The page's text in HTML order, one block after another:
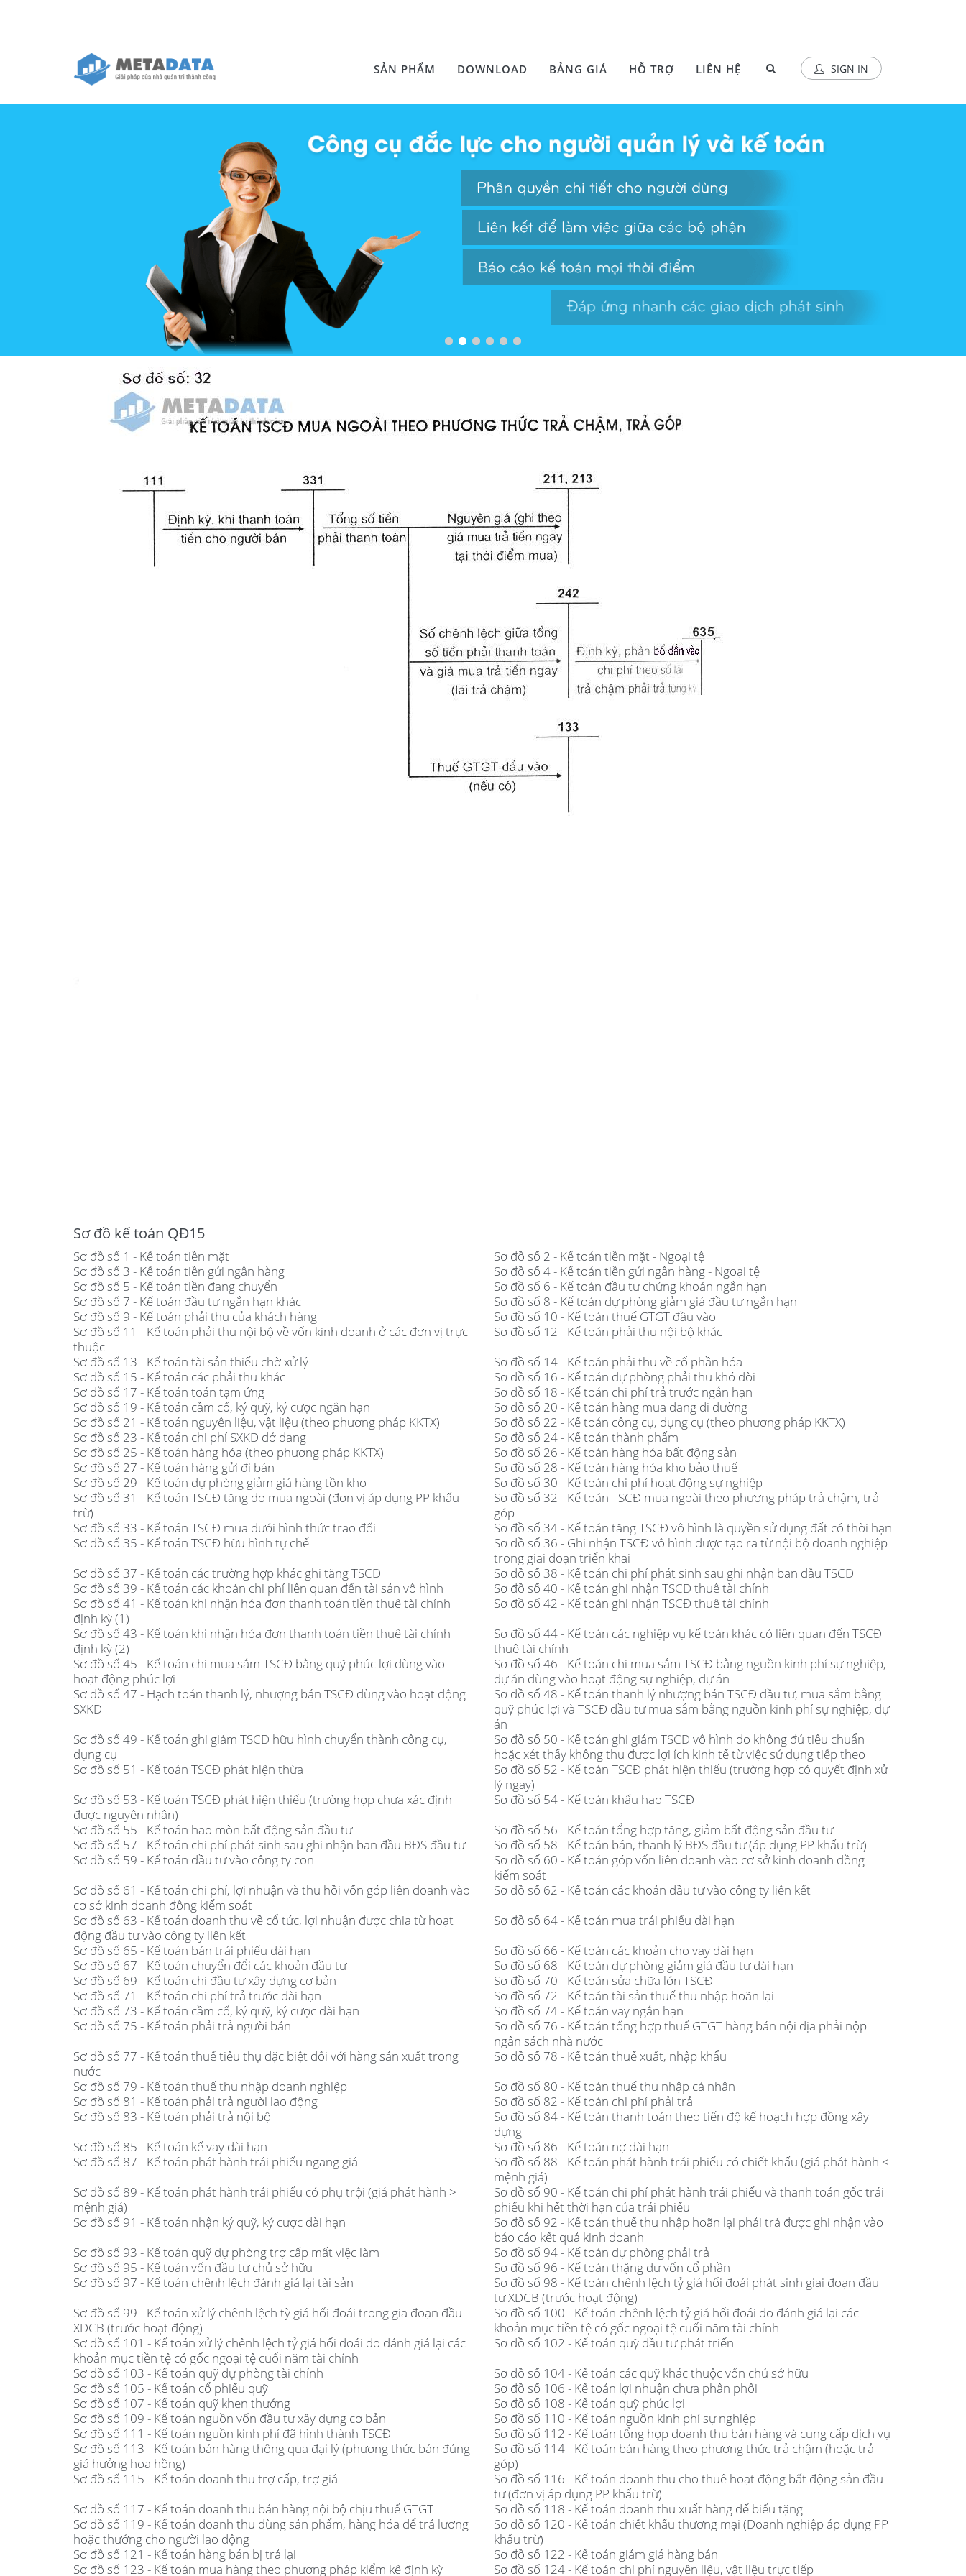
SẢN PHẨM DOWNLOAD BẢNG GIÁ HỖ TRỢ LIÊN HỆ SIGN IN
Sơ đồ kế toán QĐ15
Sơ đồ số 1 - Kế toán tiền mặt
Sơ đồ số 2 - Kế toán tiền mặt - Ngoại tệ
Sơ đồ số 3 - Kế toán tiền gửi ngân hàng
Sơ đồ số 4 - Kế toán tiền gửi ngân hàng - Ngoại tệ
Sơ đồ số 5 - Kế toán tiền đang chuyển
Sơ đồ số 6 - Kế toán đầu tư chứng khoán ngắn hạn
Sơ đồ số 7 - Kế toán đầu tư ngắn hạn khác
Sơ đồ số 8 - Kế toán dự phòng giảm giá đầu tư ngắn hạn
Sơ đồ số 9 - Kế toán phải thu của khách hàng
Sơ đồ số 10 - Kế toán thuế GTGT đầu vào
Sơ đồ số 11 - Kế toán phải thu nội bộ về vốn kinh doanh ở các đơn vị trực
thuộc
Sơ đồ số 12 - Kế toán phải thu nội bộ khác
Sơ đồ số 13 - Kế toán tài sản thiếu chờ xử lý
Sơ đồ số 14 - Kế toán phải thu về cổ phần hóa
Sơ đồ số 15 - Kế toán các phải thu khác
Sơ đồ số 16 - Kế toán dự phòng phải thu khó đòi
Sơ đồ số 17 - Kế toán toán tạm ứng
Sơ đồ số 18 - Kế toán chi phí trả trước ngắn hạn
Sơ đồ số 19 - Kế toán cầm cố, ký quỹ, ký cược ngắn hạn
Sơ đồ số 20 - Kế toán hàng mua đang đi đường
Sơ đồ số 21 - Kế toán nguyên liệu, vật liệu (theo phương pháp KKTX)
Sơ đồ số 22 - Kế toán công cụ, dụng cụ (theo phương pháp KKTX)
Sơ đồ số 23 - Kế toán chi phí SXKD dở dang
Sơ đồ số 24 - Kế toán thành phẩm
Sơ đồ số 25 - Kế toán hàng hóa (theo phương pháp KKTX)
Sơ đồ số 26 - Kế toán hàng hóa bất động sản
Sơ đồ số 27 - Kế toán hàng gửi đi bán
Sơ đồ số 28 - Kế toán hàng hóa kho bảo thuế
Sơ đồ số 29 - Kế toán dự phòng giảm giá hàng tồn kho
Sơ đồ số 30 - Kế toán chi phí hoạt động sự nghiệp
Sơ đồ số 31 - Kế toán TSCĐ tăng do mua ngoài (đơn vị áp dụng PP khấu
trừ)
Sơ đồ số 32 - Kế toán TSCĐ mua ngoài theo phương pháp trả chậm, trả
góp
Sơ đồ số 33 - Kế toán TSCĐ mua dưới hình thức trao đổi
Sơ đồ số 34 - Kế toán tăng TSCĐ vô hình là quyền sử dụng đất có thời hạn
Sơ đồ số 35 - Kế toán TSCĐ hữu hình tự chế
Sơ đồ số 36 - Ghi nhận TSCĐ vô hình được tạo ra từ nội bộ doanh nghiệp
trong giai đoạn triển khai
Sơ đồ số 37 - Kế toán các trường hợp khác ghi tăng TSCĐ
Sơ đồ số 38 - Kế toán chi phí phát sinh sau ghi nhận ban đầu TSCĐ
Sơ đồ số 39 - Kế toán các khoản chi phí liên quan đến tài sản vô hình
Sơ đồ số 40 - Kế toán ghi nhận TSCĐ thuê tài chính
Sơ đồ số 41 - Kế toán khi nhận hóa đơn thanh toán tiền thuê tài chính
định kỳ (1)
Sơ đồ số 42 - Kế toán ghi nhận TSCĐ thuê tài chính
Sơ đồ số 43 - Kế toán khi nhận hóa đơn thanh toán tiền thuê tài chính
định kỳ (2)
Sơ đồ số 44 - Kế toán các nghiệp vụ kế toán khác có liên quan đến TSCĐ
thuê tài chính
Sơ đồ số 45 - Kế toán chi mua sắm TSCĐ bằng quỹ phúc lợi dùng vào
hoạt động phúc lợi
Sơ đồ số 46 - Kế toán chi mua sắm TSCĐ bằng nguồn kinh phí sự nghiệp,
dự án dùng vào hoạt động sự nghiệp, dự án
Sơ đồ số 47 - Hạch toán thanh lý, nhượng bán TSCĐ dùng vào hoạt động
SXKD
Sơ đồ số 48 - Kế toán thanh lý nhượng bán TSCĐ đầu tư, mua sắm bằng
quỹ phúc lợi và TSCĐ đầu tư mua sắm bằng nguồn kinh phí sự nghiệp, dự
án
Sơ đồ số 49 - Kế toán ghi giảm TSCĐ hữu hình chuyển thành công cụ,
dụng cụ
Sơ đồ số 50 - Kế toán ghi giảm TSCĐ vô hình do không đủ tiêu chuẩn
hoặc xét thấy không thu được lợi ích kinh tế từ việc sử dụng tiếp theo
Sơ đồ số 51 - Kế toán TSCĐ phát hiện thừa
Sơ đồ số 52 - Kế toán TSCĐ phát hiện thiếu (trường hợp có quyết định xử
lý ngay)
Sơ đồ số 53 - Kế toán TSCĐ phát hiện thiếu (trường hợp chưa xác định
được nguyên nhân)
Sơ đồ số 54 - Kế toán khấu hao TSCĐ
Sơ đồ số 55 - Kế toán hao mòn bất động sản đầu tư
Sơ đồ số 56 - Kế toán tổng hợp tăng, giảm bất động sản đầu tư
Sơ đồ số 57 - Kế toán chi phí phát sinh sau ghi nhận ban đầu BĐS đầu tư
Sơ đồ số 58 - Kế toán bán, thanh lý BĐS đầu tư (áp dụng PP khấu trừ)
Sơ đồ số 59 - Kế toán đầu tư vào công ty con
Sơ đồ số 60 - Kế toán góp vốn liên doanh vào cơ sở kinh doanh đồng
kiểm soát
Sơ đồ số 61 - Kế toán chi phí, lợi nhuận và thu hồi vốn góp liên doanh vào
cơ sở kinh doanh đồng kiểm soát
Sơ đồ số 62 - Kế toán các khoản đầu tư vào công ty liên kết
Sơ đồ số 63 - Kế toán doanh thu về cổ tức, lợi nhuận được chia từ hoạt
động đầu tư vào công ty liên kết
Sơ đồ số 64 - Kế toán mua trái phiếu dài hạn
Sơ đồ số 65 - Kế toán bán trái phiếu dài hạn
Sơ đồ số 66 - Kế toán các khoản cho vay dài hạn
Sơ đồ số 67 - Kế toán chuyển đổi các khoản đầu tư
Sơ đồ số 68 - Kế toán dự phòng giảm giá đầu tư dài hạn
Sơ đồ số 69 - Kế toán chi đầu tư xây dựng cơ bản
Sơ đồ số 70 - Kế toán sửa chữa lớn TSCĐ
Sơ đồ số 71 - Kế toán chi phí trả trước dài hạn
Sơ đồ số 72 - Kế toán tài sản thuế thu nhập hoãn lại
Sơ đồ số 73 - Kế toán cầm cố, ký quỹ, ký cược dài hạn
Sơ đồ số 74 - Kế toán vay ngắn hạn
Sơ đồ số 75 - Kế toán phải trả người bán
Sơ đồ số 76 - Kế toán tổng hợp thuế GTGT hàng bán nội địa phải nộp
ngân sách nhà nước
Sơ đồ số 77 - Kế toán thuế tiêu thụ đặc biệt đối với hàng sản xuất trong
nước
Sơ đồ số 78 - Kế toán thuế xuất, nhập khẩu
Sơ đồ số 79 - Kế toán thuế thu nhập doanh nghiệp
Sơ đồ số 80 - Kế toán thuế thu nhập cá nhân
Sơ đồ số 81 - Kế toán phải trả người lao động
Sơ đồ số 82 - Kế toán chi phí phải trả
Sơ đồ số 83 - Kế toán phải trả nội bộ
Sơ đồ số 84 - Kế toán thanh toán theo tiến độ kế hoạch hợp đồng xây
dựng
Sơ đồ số 85 - Kế toán kế vay dài hạn
Sơ đồ số 86 - Kế toán nợ dài hạn
Sơ đồ số 87 - Kế toán phát hành trái phiếu ngang giá
Sơ đồ số 88 - Kế toán phát hành trái phiếu có chiết khấu (giá phát hành <
mệnh giá)
Sơ đồ số 89 - Kế toán phát hành trái phiếu có phụ trội (giá phát hành >
mệnh giá)
Sơ đồ số 90 - Kế toán chi phí phát hành trái phiếu và thanh toán gốc trái
phiếu khi hết thời hạn của trái phiếu
Sơ đồ số 91 - Kế toán nhận ký quỹ, ký cược dài hạn
Sơ đồ số 92 - Kế toán thuế thu nhập hoãn lại phải trả được ghi nhận vào
báo cáo kết quả kinh doanh
Sơ đồ số 93 - Kế toán quỹ dự phòng trợ cấp mất việc làm
Sơ đồ số 94 - Kế toán dự phòng phải trả
Sơ đồ số 95 - Kế toán vốn đầu tư chủ sở hữu
Sơ đồ số 96 - Kế toán thặng dư vốn cổ phần
Sơ đồ số 97 - Kế toán chênh lệch đánh giá lại tài sản
Sơ đồ số 98 - Kế toán chênh lệch tỷ giá hối đoái phát sinh giai đoạn đầu
tư XDCB (trước hoạt động)
Sơ đồ số 99 - Kế toán xử lý chênh lệch tỳ giá hối đoái trong gia đoạn đầu
XDCB (trước hoạt động)
Sơ đồ số 100 - Kế toán chênh lệch tỷ giá hối đoái do đánh giá lại các
khoản mục tiền tệ có gốc ngoại tệ cuối năm tài chính
Sơ đồ số 101 - Kế toán xử lý chênh lệch tỷ giá hối đoái do đánh giá lại các
khoản mục tiền tệ có gốc ngoại tệ cuối năm tài chính
Sơ đồ số 102 - Kế toán quỹ đầu tư phát triển
Sơ đồ số 103 - Kế toán quỹ dự phòng tài chính
Sơ đồ số 104 - Kế toán các quỹ khác thuộc vốn chủ sở hữu
Sơ đồ số 105 - Kế toán cổ phiếu quỹ
Sơ đồ số 106 - Kế toán lợi nhuận chưa phân phối
Sơ đồ số 107 - Kế toán quỹ khen thưởng
Sơ đồ số 108 - Kế toán quỹ phúc lợi
Sơ đồ số 109 - Kế toán nguồn vốn đầu tư xây dựng cơ bản
Sơ đồ số 110 - Kế toán nguồn kinh phí sự nghiệp
Sơ đồ số 111 - Kế toán nguồn kinh phí đã hình thành TSCĐ
Sơ đồ số 112 - Kế toán tổng hợp doanh thu bán hàng và cung cấp dịch vụ
Sơ đồ số 113 - Kế toán bán hàng thông qua đại lý (phương thức bán đúng
giá hưởng hoa hồng)
Sơ đồ số 114 - Kế toán bán hàng theo phương thức trả chậm (hoặc trả
góp)
Sơ đồ số 115 - Kế toán doanh thu trợ cấp, trợ giá
Sơ đồ số 116 - Kế toán doanh thu cho thuê hoạt động bất động sản đầu
tư (đơn vị áp dụng PP khấu trừ)
Sơ đồ số 117 - Kế toán doanh thu bán hàng nội bộ chịu thuế GTGT
Sơ đồ số 118 - Kế toán doanh thu xuất hàng để biếu tặng
Sơ đồ số 119 - Kế toán doanh thu dùng sản phẩm, hàng hóa để trả lương
hoặc thưởng cho người lao động
Sơ đồ số 120 - Kế toán chiết khấu thương mại (Doanh nghiệp áp dụng PP
khấu trừ)
Sơ đồ số 121 - Kế toán hàng bán bị trả lại
Sơ đồ số 122 - Kế toán giảm giá hàng bán
Sơ đồ số 123 - Kế toán mua hàng theo phương pháp kiểm kê định kỳ
Sơ đồ số 124 - Kế toán chi phí nguyên liệu, vật liệu trực tiếp